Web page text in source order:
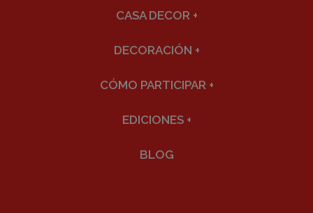
CASA DECOR +
DECORACIÓN +
CÓMO PARTICIPAR +
EDICIONES +
BLOG